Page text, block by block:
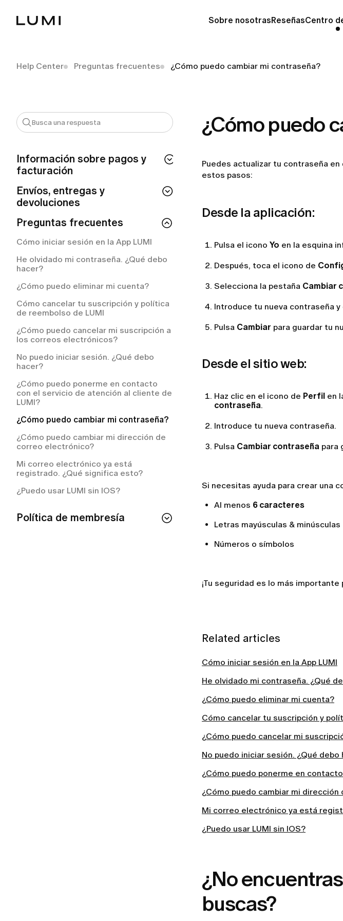
Sobre nosotrasReseñasCentro
Help Center Preguntas frecuentes ¿Cómo puedo cambiar mi contraseña?
Información sobre pagos y
facturación
¿Cuánto tiempo tarda en procesarse mi
reembolso de LUMI?
¿Por qué se me ha realizado un cargo
automático de LUMI?
¿Cómo solicitar un reembolso en LUMI?
¿Cómo puedo solicitar un reembolso?
Envíos, entregas y
devoluciones
¿Puedo modificar o cancelar mi pedido
después de realizarlo?
¿Tengo que pagar por el servicio de
entrega?
Mi pedido se ha retrasado. ¿Qué debo
hacer?
¿Cómo puedo hacer el seguimiento de
mi pedido?
¿Qué ocurre si un artículo de mi pedido
está agotado?
¿Cómo puedo devolver un artículo que
no me queda bien?
¿Cómo obtengo las instrucciones de
devolución?
¿Tengo que pagar los gastos de envío
de la devolución?
¿A qué países realizamos envíos?
¿Cómo realizar un pedido en LUMI?
Preguntas frecuentes
Cómo iniciar sesión en la App LUMI
He olvidado mi contraseña. ¿Qué debo
hacer?
¿Cómo puedo eliminar mi cuenta?
Cómo cancelar tu suscripción y política
de reembolso de LUMI
¿Cómo puedo cancelar mi suscripción a
los correos electrónicos?
No puedo iniciar sesión. ¿Qué debo
hacer?
¿Cómo puedo ponerme en contacto
con el servicio de atención al cliente de
LUMI?
¿Cómo puedo cambiar mi contraseña?
¿Cómo puedo cambiar mi dirección de
correo electrónico?
Mi correo electrónico ya está
registrado. ¿Qué significa esto?
¿Puedo usar LUMI sin IOS?
Política de membresía
¿Cómo puedo
Puedes actualizar tu contraseña
estos pasos:
Desde la aplicación:
Pulsa el icono Yo en la esquina
Después, toca el icono de
Selecciona la pestaña Cambiar
Introduce tu nueva contraseña y
Pulsa Cambiar para guardar tu
Desde el sitio web:
Haz clic en el icono de Perfil en
contraseña.
Introduce tu nueva contraseña.
Pulsa Cambiar contraseña para
Si necesitas ayuda para crear una
Al menos 6 caracteres
Letras mayúsculas & minúsculas
Números o símbolos
¡Tu seguridad es lo más
Related articles
Cómo iniciar sesión en la App LUMI
He olvidado mi contraseña. ¿Qué
¿Cómo puedo eliminar mi cuenta?
Cómo cancelar tu suscripción y
¿Cómo puedo cancelar mi
No puedo iniciar sesión. ¿Qué debo
¿Cómo puedo ponerme en
¿Cómo puedo cambiar mi
Mi correo electrónico ya está
¿Puedo usar LUMI sin IOS?
¿No
buscas?